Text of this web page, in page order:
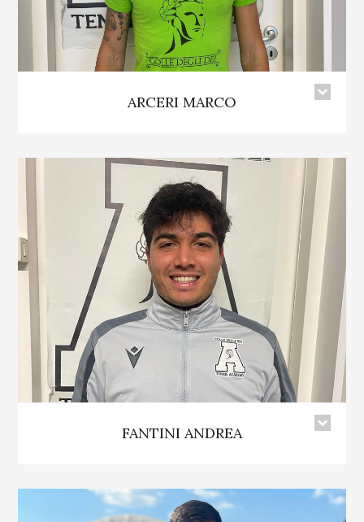
ARCERI MARCO
FANTINI ANDREA